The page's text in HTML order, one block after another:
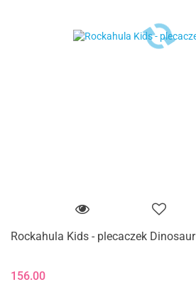
Rockahula Kids - plecaczek Dinosaur
156.00